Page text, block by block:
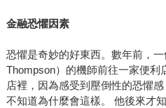
金融恐懼因素
恐懼是奇妙的好東西。數年前，
Thompson）的機師前往一家便利
店裡，因為感受到壓倒性的恐懼
不知道為什麼會這樣。 他後來才